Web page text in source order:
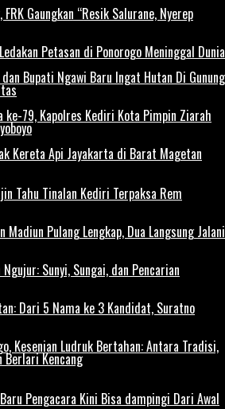
Gaungkan “Resik Salurane, Nyerep
Petasan di Ponorogo Meninggal Dunia
Bupati Ngawi Baru Ingat Hutan Di Gunung
ke-79, Kapolres Kediri Kota Pimpin Ziarah
Kereta Api Jayakarta di Barat Magetan
Tahu Tinalan Kediri Terpaksa Rem
Pulang Lengkap, Dua Langsung Jalani
Sunyi, Sungai, dan Pencarian
Dari 5 Nama ke 3 Kandidat, Suratno
Kesenian Ludruk Bertahan: Antara Tradisi,
Kencang
Pengacara Kini Bisa dampingi Dari Awal